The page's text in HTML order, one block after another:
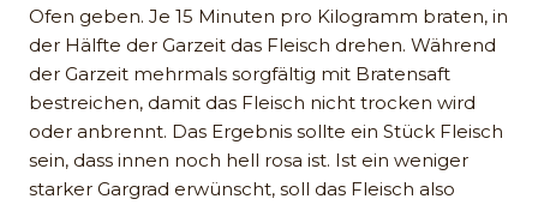
Ofen geben. Je 15 Minuten pro Kilogramm braten, in
der Hälfte der Garzeit das Fleisch drehen. Während
der Garzeit mehrmals sorgfältig mit Bratensaft
bestreichen, damit das Fleisch nicht trocken wird
oder anbrennt. Das Ergebnis sollte ein Stück Fleisch
sein, dass innen noch hell rosa ist. Ist ein weniger
starker Gargrad erwünscht, soll das Fleisch also